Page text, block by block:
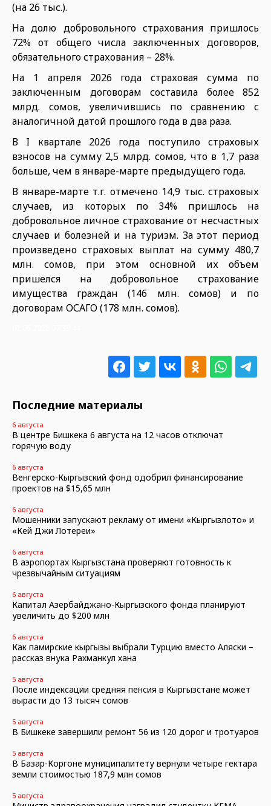
(на 26 тыс.).
На долю добровольного страхования пришлось
72% от общего числа заключенных договоров,
обязательного страхования – 28%.
На 1 апреля 2026 года страховая сумма по
заключенным договорам составила более 852
млрд. сомов, увеличившись по сравнению с
аналогичной датой прошлого года в два раза.
В I квартале 2026 года поступило страховых
взносов на сумму 2,5 млрд. сомов, что в 1,7 раза
больше, чем в январе-марте предыдущего года.
В январе-марте т.г. отмечено 14,9 тыс. страховых
случаев, из которых по 34% пришлось на
добровольное личное страхование от несчастных
случаев и болезней и на туризм. За этот период
произведено страховых выплат на сумму 480,7
млн. сомов, при этом основной их объем
пришелся на добровольное страхование
имущества граждан (146 млн. сомов) и по
договорам ОСАГО (178 млн. сомов).
Последние материалы
6 августа
В центре Бишкека 6 августа на 12 часов отключат
горячую воду
6 августа
Венгерско-Кыргызский фонд одобрил финансирование
проектов на $15,65 млн
6 августа
Мошенники запускают рекламу от имени «Кыргызлото» и
«Кей Джи Лотереи»
6 августа
В аэропортах Кыргызстана проверяют готовность к
чрезвычайным ситуациям
6 августа
Капитал Азербайджано-Кыргызского фонда планируют
увеличить до $200 млн
6 августа
Как памирские кыргызы выбрали Турцию вместо Аляски –
рассказ внука Рахманкул хана
5 августа
После индексации средняя пенсия в Кыргызстане может
вырасти до 13 тысяч сомов
5 августа
В Бишкеке завершили ремонт 56 из 120 дорог и тротуаров
5 августа
В Базар-Коргоне муниципалитету вернули четыре гектара
земли стоимостью 187,9 млн сомов
5 августа